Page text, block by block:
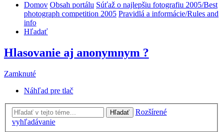
Domov Obsah portálu Súťaž o najlepšiu fotografiu 2005/Best
photograph competition 2005 Pravidlá a informácie/Rules and
info
Hľadať
Hlasovanie aj anonymnym ?
Zamknuté
Náhľad pre tlač
Hľadať
Rozšírené
vyhľadávanie